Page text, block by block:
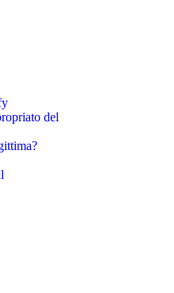
del